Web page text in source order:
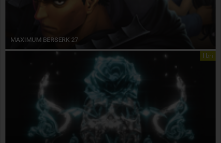
MAXIMUM BERSERK 27
libri